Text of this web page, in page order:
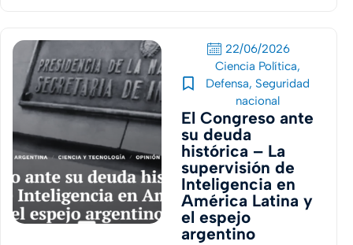
22/06/2026
Ciencia Política,
Defensa, Seguridad
nacional
El Congreso ante
su deuda
histórica – La
supervisión de
Inteligencia en
América Latina y
el espejo
argentino